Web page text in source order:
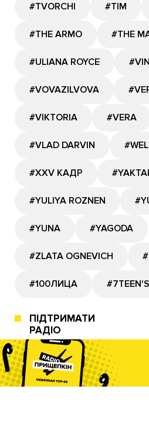
#TVORCHI #TIM
#THE ARMO #THE
#ULIANA ROYCE
#VOVAZILVOVA
#VIKTORIA #VERA
#VLAD DARVIN
#XXV КАДР
#YULIYA ROZNEN
#YUNA #YAGODA
#ZLATA OGNEVICH
#100ЛИЦА #7TEEN'S
ПІДТРИМАТИ
РАДІО